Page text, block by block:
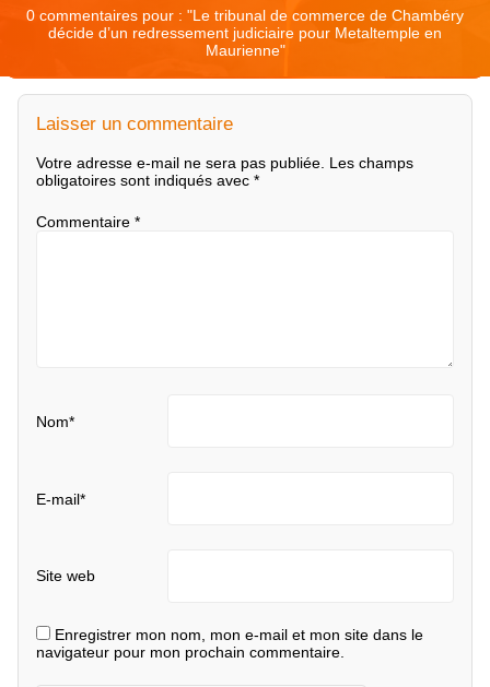
0 commentaires pour : "Le tribunal de commerce de Chambéry
décide d’un redressement judiciaire pour Metaltemple en
Maurienne"
Laisser un commentaire
Votre adresse e-mail ne sera pas publiée. Les champs
obligatoires sont indiqués avec *
Commentaire *
Nom*
E-mail*
Site web
Enregistrer mon nom, mon e-mail et mon site dans le
navigateur pour mon prochain commentaire.